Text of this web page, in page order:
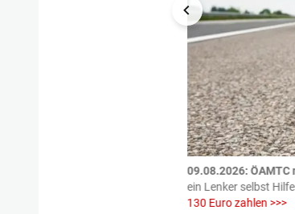
09.08.2026:
ein Lenker selbst
130 Euro zahlen >>>